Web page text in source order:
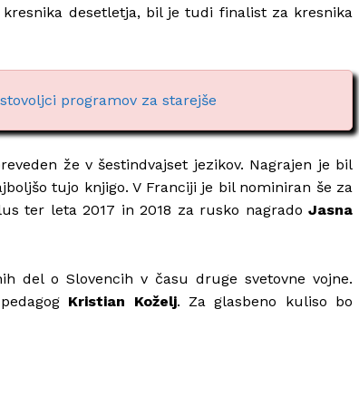
desetletja, bil je tudi finalist za kresnika
programov za starejše
že v šestindvajset jezikov. Nagrajen je bil
tujo knjigo. V Franciji je bil nominiran še za
ter leta 2017 in 2018 za rusko nagrado Jasna
del o Slovencih v času druge svetovne vojne.
Kristian Koželj. Za glasbeno kuliso bo